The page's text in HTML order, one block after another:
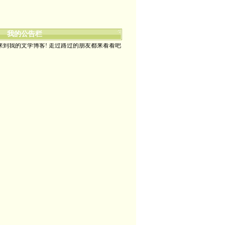
我的公告栏
到我的文学博客! 走过路过的朋友都来看看吧